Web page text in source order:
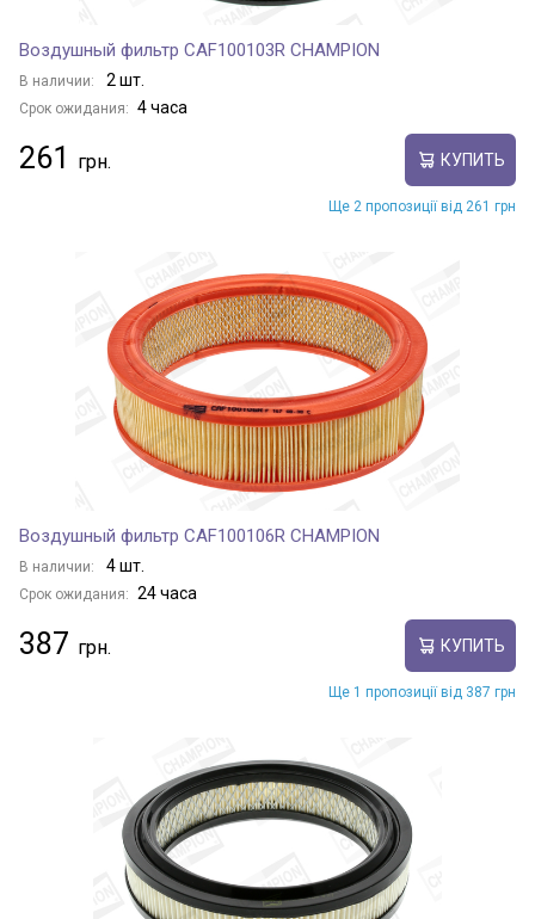
Воздушный фильтр CAF100103R CHAMPION
В наличии: 2 шт.
Срок ожидания: 4 часа
261 КУПИТЬ
Ще 2 пропозиції від 261 грн
Воздушный фильтр CAF100106R CHAMPION
В наличии: 4 шт.
Срок ожидания: 24 часа
387 КУПИТЬ
Ще 1 пропозиції від 387 грн